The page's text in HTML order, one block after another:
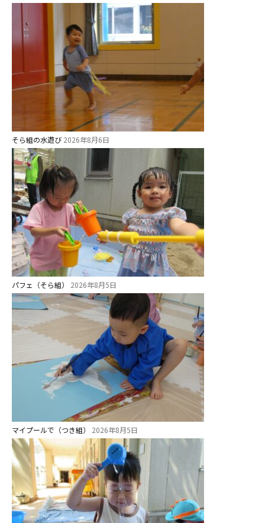
そら組の水遊び 2026年8月6日
パフェ（そら組） 2026年8月5日
マイプールで（つき組） 2026年8月5日